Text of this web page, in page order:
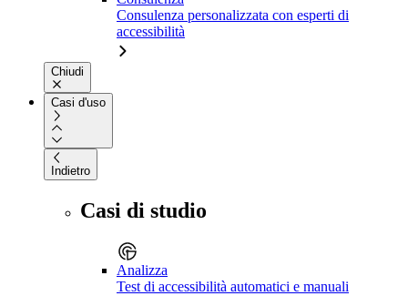
Consulenza personalizzata con esperti di
accessibilità
Chiudi
Casi d'uso
Indietro
Casi di studio
Analizza
Test di accessibilità automatici e manuali